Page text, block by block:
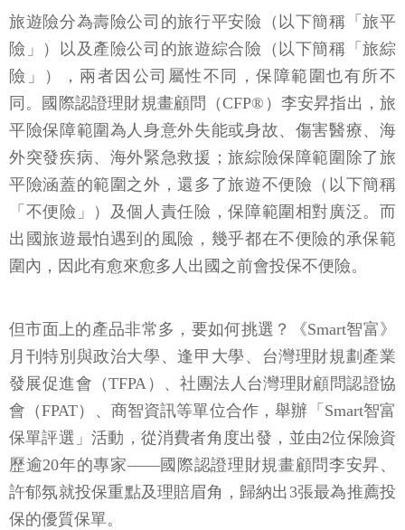
旅遊險分為壽險公司的旅行平安險（以下簡稱「旅平
險」）以及產險公司的旅遊綜合險（以下簡稱「旅綜
險」），兩者因公司屬性不同，保障範圍也有所不
同。國際認證理財規畫顧問（CFP®）李安昇指出，旅
平險保障範圍為人身意外失能或身故、傷害醫療、海
外突發疾病、海外緊急救援；旅綜險保障範圍除了旅
平險涵蓋的範圍之外，還多了旅遊不便險（以下簡稱
「不便險」）及個人責任險，保障範圍相對廣泛。而
出國旅遊最怕遇到的風險，幾乎都在不便險的承保範
圍內，因此有愈來愈多人出國之前會投保不便險。
但市面上的產品非常多，要如何挑選？《Smart智富》
月刊特別與政治大學、逢甲大學、台灣理財規劃產業
發展促進會（TFPA）、社團法人台灣理財顧問認證協
會（FPAT）、商智資訊等單位合作，舉辦「Smart智富
保單評選」活動，從消費者角度出發，並由2位保險資
歷逾20年的專家——國際認證理財規畫顧問李安昇、
許郁氛就投保重點及理賠眉角，歸納出3張最為推薦投
保的優質保單。